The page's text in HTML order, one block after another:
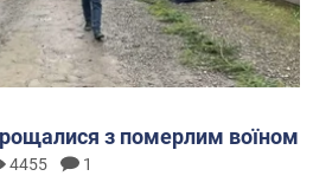
з померлим воїном
4455 1